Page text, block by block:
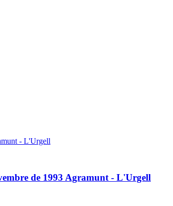
- L'Urgell
de 1993 Agramunt - L'Urgell